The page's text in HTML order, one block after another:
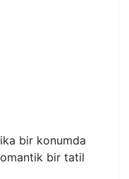
bir konumda
bir tatil